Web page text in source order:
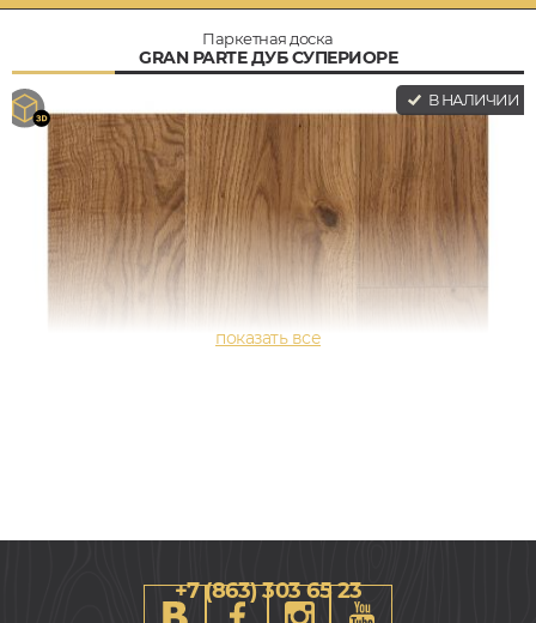
Паркетная доска
GRAN PARTE ДУБ СУПЕРИОРЕ
В НАЛИЧИИ
+7 (863) 303 65 23